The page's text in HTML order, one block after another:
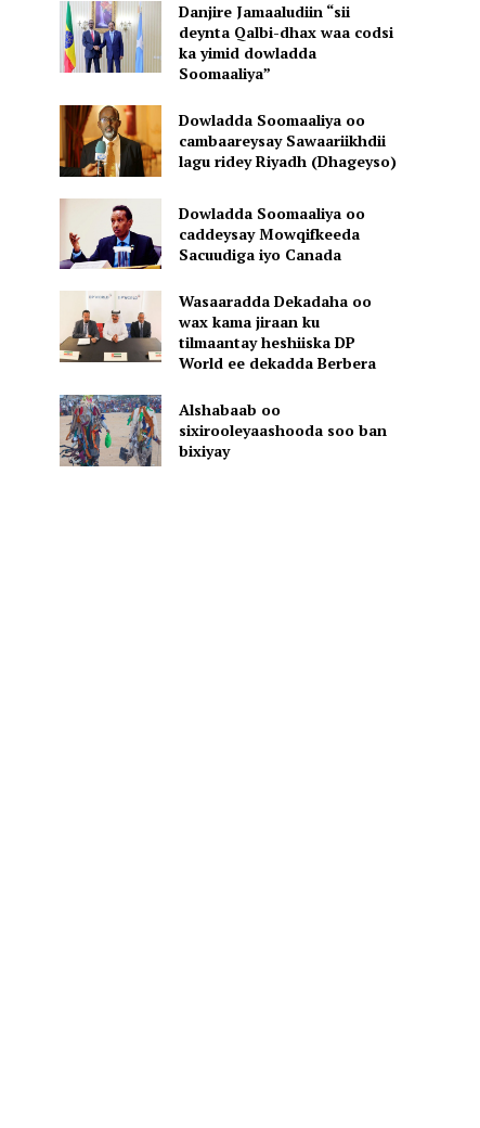
Danjire Jamaaludiin “sii
deynta Qalbi-dhax waa codsi
ka yimid dowladda
Soomaaliya”
Dowladda Soomaaliya oo
cambaareysay Sawaariikhdii
lagu ridey Riyadh (Dhageyso)
Dowladda Soomaaliya oo
caddeysay Mowqifkeeda
Sacuudiga iyo Canada
Wasaaradda Dekadaha oo
wax kama jiraan ku
tilmaantay heshiiska DP
World ee dekadda Berbera
Alshabaab oo
sixirooleyaashooda soo ban
bixiyay